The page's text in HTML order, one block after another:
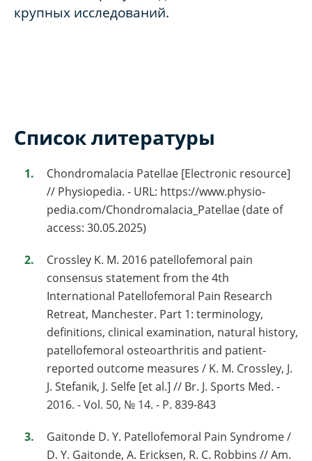
крупных исследований.
Список литературы
Chondromalacia Patellae [Electronic resource]
// Physiopedia. - URL: https://www.physio-
pedia.com/Chondromalacia_Patellae (date of
access: 30.05.2025)
Crossley K. M. 2016 patellofemoral pain
consensus statement from the 4th
International Patellofemoral Pain Research
Retreat, Manchester. Part 1: terminology,
definitions, clinical examination, natural history,
patellofemoral osteoarthritis and patient-
reported outcome measures / K. M. Crossley, J.
J. Stefanik, J. Selfe [et al.] // Br. J. Sports Med. -
2016. - Vol. 50, № 14. - P. 839-843
Gaitonde D. Y. Patellofemoral Pain Syndrome /
D. Y. Gaitonde, A. Ericksen, R. C. Robbins // Am.